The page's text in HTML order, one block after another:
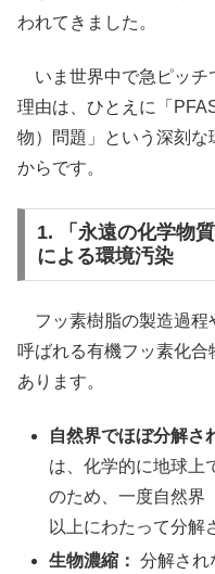
われてきました。
いま世界中で急ピッチ
理由は、ひとえに「
物）問題」という深刻な
からです。
1. 「永遠の化学物
による環境汚染
フッ素樹脂の製造過程
呼ばれる有機フッ素化
あります。
自然界でほぼ分解さ
は、化学的に地球上
のため、一度自然界
以上にわたって分解
生物濃縮： 分解され